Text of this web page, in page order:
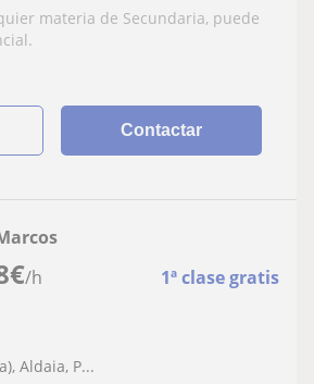
materia de Secundaria, puede
Contactar
€/h 1ª clase gratis
Aldaia, P...